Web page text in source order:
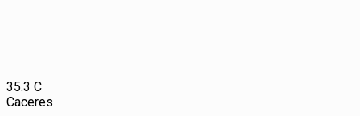
35.3 C
Caceres